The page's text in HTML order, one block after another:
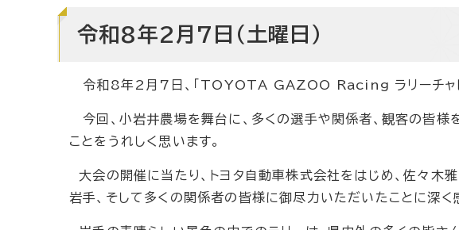
令和8年2月7日（土曜日）
令和8年2月7日、「TOYOTA GAZOO Racing ラリーチャレ
今回、小岩井農場を舞台に、多くの選手や関係者、観客の皆様
ことをうれしく思います。
大会の開催に当たり、トヨタ自動車株式会社をはじめ、佐々木
岩手、そして多くの関係者の皆様に御尽力いただいたことに深く